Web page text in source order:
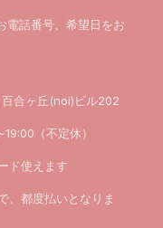
電話番号、希望日をお
合ヶ丘(noi)ビル202
（不定休）
ド使えます
、都度払いとなりま